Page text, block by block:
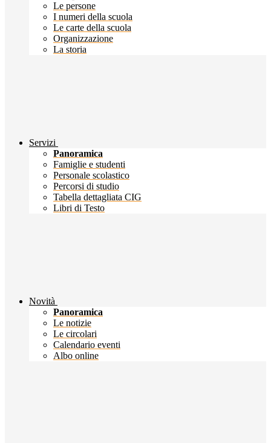
Le persone
I numeri della scuola
Le carte della scuola
Organizzazione
La storia
Servizi
Panoramica
Famiglie e studenti
Personale scolastico
Percorsi di studio
Tabella dettagliata CIG
Libri di Testo
Novità
Panoramica
Le notizie
Le circolari
Calendario eventi
Albo online